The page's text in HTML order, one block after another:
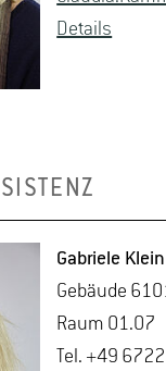
De­tails
Ga­brie­le Klein
Ge­bäu­de
Raum 01.07
Tel. +49